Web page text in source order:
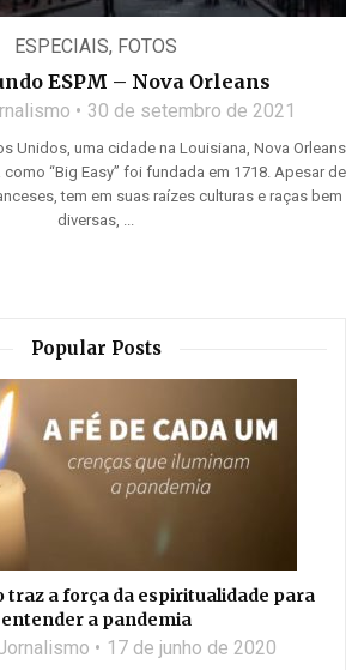
ESPECIAIS, FOTOS
ESPM – Nova Orleans
30 de setembro de 2021
Unidos, uma cidade na Louisiana, Nova Orleans
“Big Easy” foi fundada em 1718. Apesar de
tem em suas raízes culturas e raças bem
diversas, ...
Popular Posts
traz a força da espiritualidade para
entender a pandemia
17 de junho de 2020